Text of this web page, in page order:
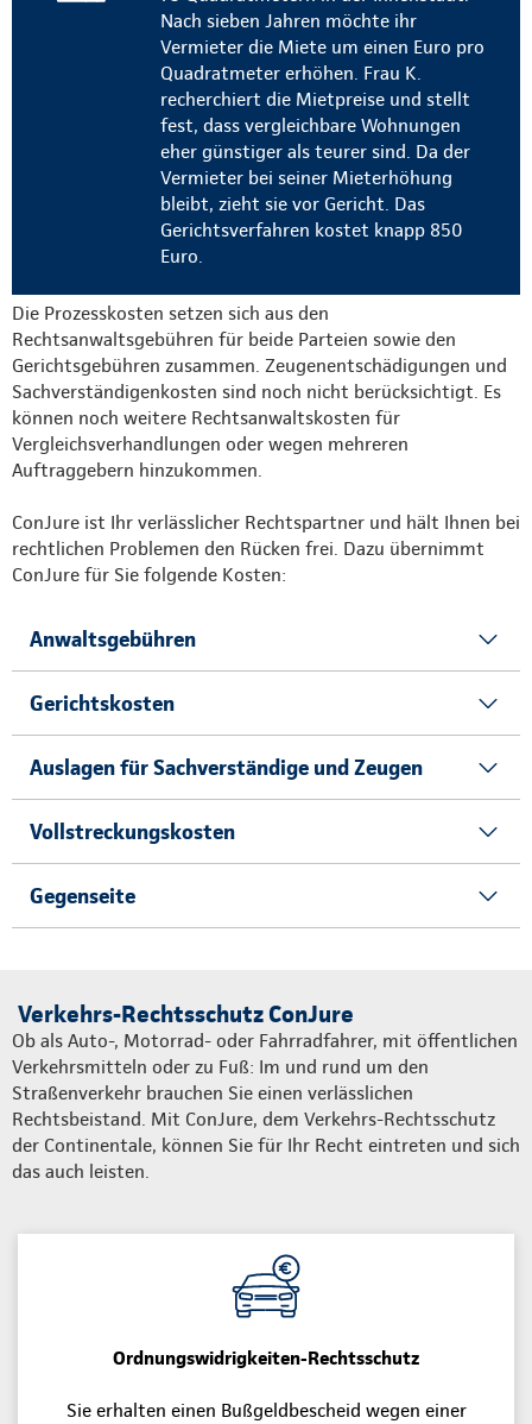
Nach sieben Jahren möchte ihr
Vermieter die Miete um einen Euro pro
Quadratmeter erhöhen. Frau K.
recherchiert die Mietpreise und stellt
fest, dass vergleichbare Wohnungen
eher günstiger als teurer sind. Da der
Vermieter bei seiner Mieterhöhung
bleibt, zieht sie vor Gericht. Das
Gerichtsverfahren kostet knapp 850
Euro.
Die Prozesskosten setzen sich aus den
Rechtsanwaltsgebühren für beide Parteien sowie den
Gerichtsgebühren zusammen. Zeugenentschädigungen und
Sachverständigenkosten sind noch nicht berücksichtigt. Es
können noch weitere Rechtsanwaltskosten für
Vergleichsverhandlungen oder wegen mehreren
Auftraggebern hinzukommen.
ConJure ist Ihr verlässlicher Rechtspartner und hält Ihnen bei
rechtlichen Problemen den Rücken frei. Dazu übernimmt
ConJure für Sie folgende Kosten:
Anwaltsgebühren
Gerichtskosten
Auslagen für Sachverständige und Zeugen
Vollstreckungskosten
Gegenseite
Verkehrs-Rechtsschutz ConJure
Ob als Auto-, Motorrad- oder Fahrradfahrer, mit öffentlichen
Verkehrsmitteln oder zu Fuß: Im und rund um den
Straßenverkehr brauchen Sie einen verlässlichen
Rechtsbeistand. Mit ConJure, dem Verkehrs-Rechtsschutz
der Continentale, können Sie für Ihr Recht eintreten und sich
das auch leisten.
Ordnungswidrigkeiten-Rechtsschutz
Sie erhalten einen Bußgeldbescheid wegen einer